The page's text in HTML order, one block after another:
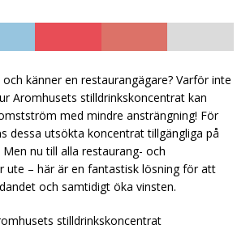
känner en restaurangägare? Varför inte
Aromhusets stilldrinkskoncentrat kan
med mindre ansträngning! För
dessa utsökta koncentrat tillgängliga på
Men nu till alla restaurang- och
ute – här är en fantastisk lösning för att
och samtidigt öka vinsten.
stilldrinkskoncentrat